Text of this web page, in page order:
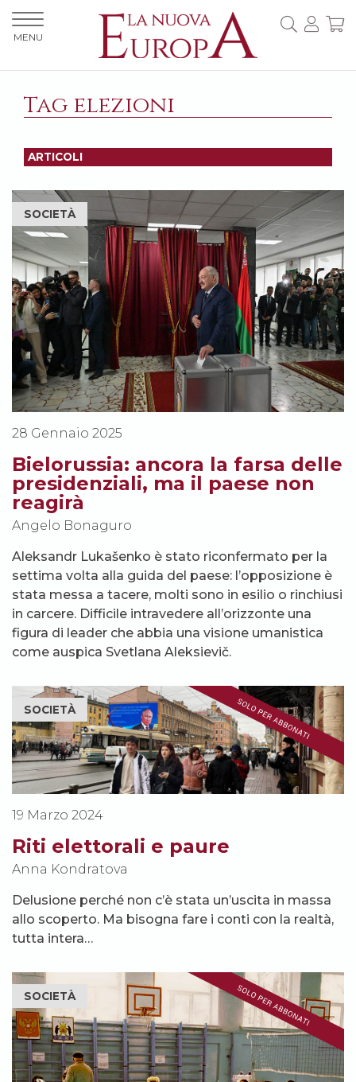
Tag elezioni
ARTICOLI
SOCIETÀ
28 Gennaio 2025
Bielorussia: ancora la farsa delle
presidenziali, ma il paese non
reagirà
Angelo Bonaguro
Aleksandr Lukašenko è stato riconfermato per la
settima volta alla guida del paese: l’opposizione è
stata messa a tacere, molti sono in esilio o rinchiusi
in carcere. Difficile intravedere all’orizzonte una
figura di leader che abbia una visione umanistica
come auspica Svetlana Aleksievič.
SOCIETÀ
19 Marzo 2024
Riti elettorali e paure
Anna Kondratova
Delusione perché non c’è stata un’uscita in massa
allo scoperto. Ma bisogna fare i conti con la realtà,
tutta intera…
SOCIETÀ
MENU